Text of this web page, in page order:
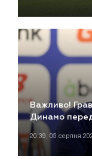
Важливо!
Динамо
20:39, 05 серпня